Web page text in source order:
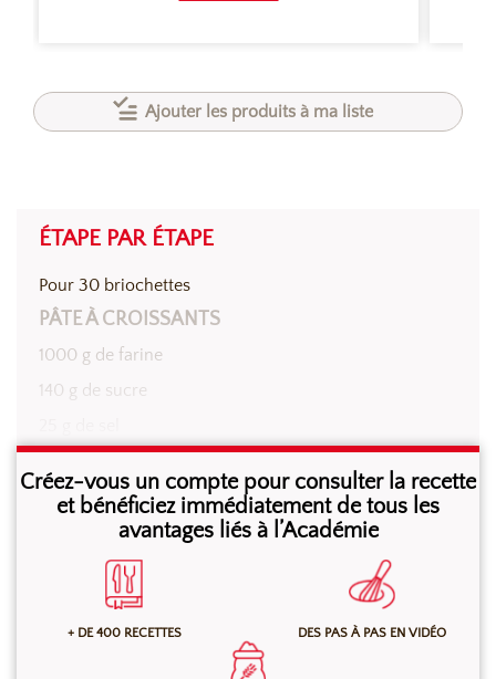
Ajouter les produits à ma liste
ÉTAPE PAR ÉTAPE
Pour 30 briochettes
PÂTE À CROISSANTS
1000 g de farine
140 g de sucre
530 g de lait entier
700 g de beurre de tour (dont 100 g pour la
détrempe)
Pétrir l’ensemble des ingrédients jusqu’à obtention
d’une pâte lisse et homogène qui se décolle de la cuve.
Créez-vous un compte pour consulter la recette
et bénéficiez immédiatement de tous les
avantages liés à l’Académie
+ DE 400 RECETTES DES PAS À PAS EN VIDÉO